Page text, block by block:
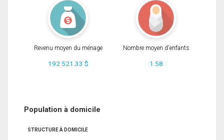
Revenu moyen du ménage
192 521.33 $
Nombre moyen d'enfants
1.58
Population à domicile
STRUCTURE À DOMICILE